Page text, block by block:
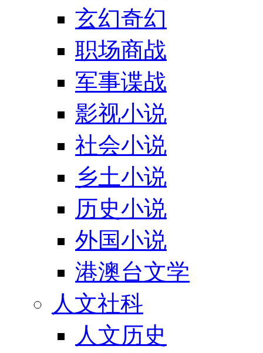
玄幻奇幻
职场商战
军事谍战
影视小说
社会小说
乡土小说
历史小说
外国小说
港澳台文学
人文社科
人文历史